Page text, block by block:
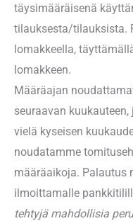
täysimääräisenä
tilauksesta/tilauksista.
lomakkeella,
lomakkeen.
Määräajan
seuraavan
vielä kyseisen
noudatamme
määräaikoja. Palautus
ilmoittamalle
tehtyjä mahdollisia